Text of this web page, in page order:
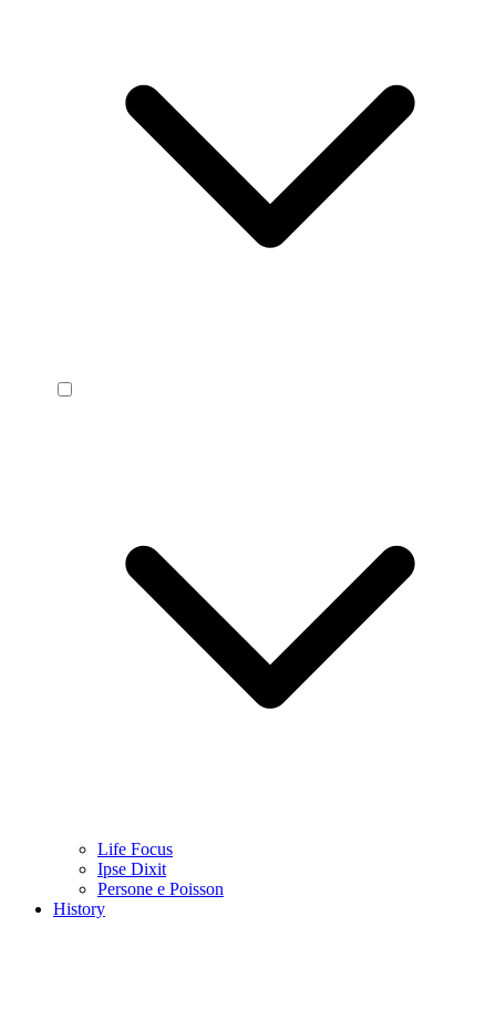
Life Focus
Ipse Dixit
Persone e Poisson
History